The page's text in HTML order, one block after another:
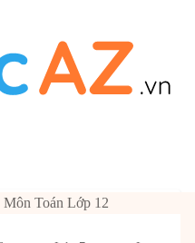
Môn Toán Lớp 12